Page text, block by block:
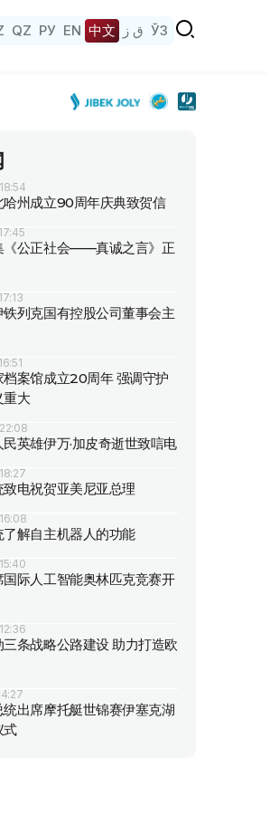
QZ РУ EN 中文 ق ز ЎЗ
哈州成立90周年庆典致贺信
《公正社会——真诚之言》正
列克国有控股公司董事会主
案馆成立20周年 强调守护
重大
英雄伊万·加皮奇逝世致唁电
电祝贺亚美尼亚总理
解自主机器人的功能
国际人工智能奥林匹克竞赛开
条战略公路建设 助力打造欧
出席摩托艇世锦赛伊塞克湖
式